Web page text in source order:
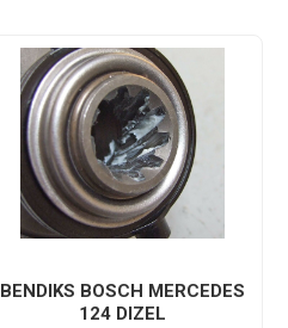
BENDIKS BOSCH MERCEDES
124 DIZEL